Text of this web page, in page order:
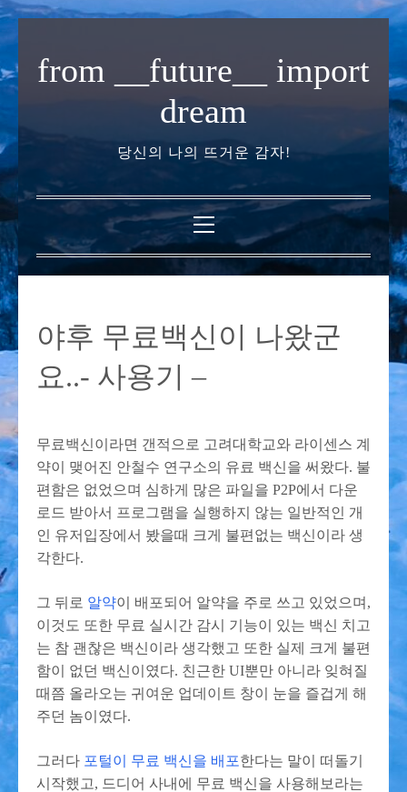
으
로
가
기
from __future__ import
dream
당신의 나의 뜨거운 감자!
기
본
메
뉴
야후 무료백신이 나왔군
요..- 사용기 –
무료백신이라면 갠적으로 고려대학교와 라이센스 계
약이 맺어진 안철수 연구소의 유료 백신을 써왔다. 불
편함은 없었으며 심하게 많은 파일을 P2P에서 다운
로드 받아서 프로그램을 실행하지 않는 일반적인 개
인 유저입장에서 봤을때 크게 불편없는 백신이라 생
각한다.
그 뒤로 알약이 배포되어 알약을 주로 쓰고 있었으며,
이것도 또한 무료 실시간 감시 기능이 있는 백신 치고
는 참 괜찮은 백신이라 생각했고 또한 실제 크게 불편
함이 없던 백신이였다. 친근한 UI뿐만 아니라 잊혀질
때쯤 올라오는 귀여운 업데이트 창이 눈을 즐겁게 해
주던 놈이였다.
그러다 포털이 무료 백신을 배포한다는 말이 떠돌기
시작했고, 드디어 사내에 무료 백신을 사용해보라는